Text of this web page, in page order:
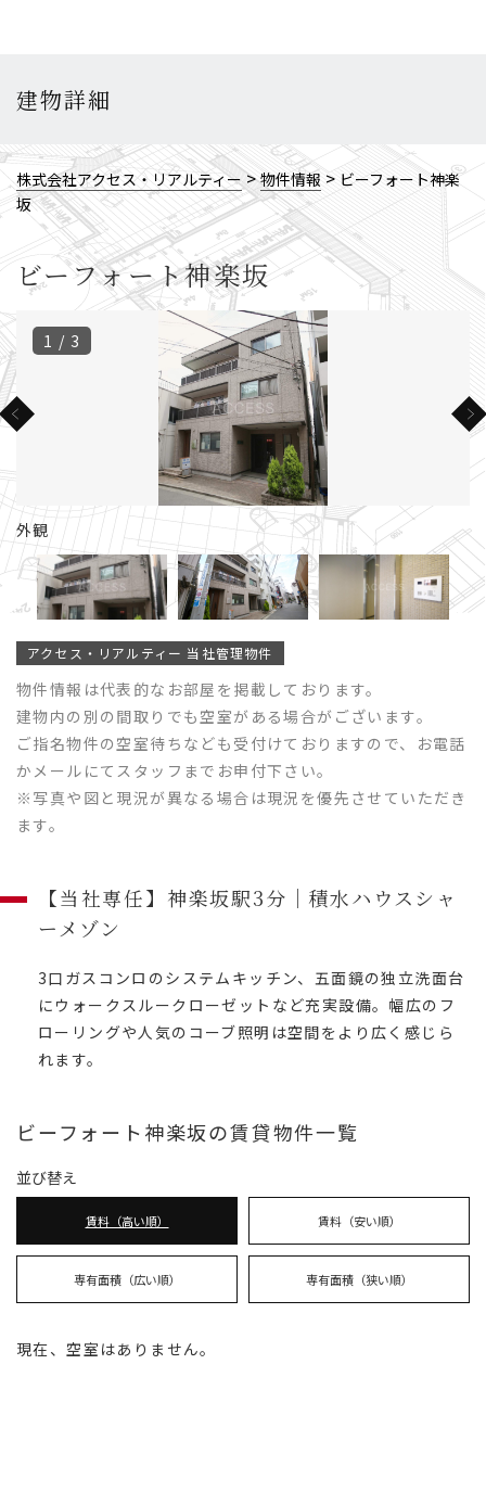
建物詳細
株式会社アクセス・リアルティー>物件情報 > ビーフォート神楽
坂
ビーフォート神楽坂
1 / 3
外観
アクセス・リアルティー 当社管理物件
物件情報は代表的なお部屋を掲載しております。
建物内の別の間取りでも空室がある場合がございます。
ご指名物件の空室待ちなども受付けておりますので、お電話
かメールにてスタッフまでお申付下さい。
※写真や図と現況が異なる場合は現況を優先させていただき
ます。
【当社専任】神楽坂駅3分｜積水ハウスシャ
ーメゾン
3口ガスコンロのシステムキッチン、五面鏡の独立洗面台
にウォークスルークローゼットなど充実設備。幅広のフ
ローリングや人気のコーブ照明は空間をより広く感じら
れます。
ビーフォート神楽坂の賃貸物件一覧
並び替え
賃料（高い順） 賃料（安い順）
専有面積（広い順） 専有面積（狭い順）
現在、空室はありません。